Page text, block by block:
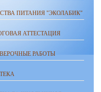
ПИТАНИЯ "ЭКОЛАБИК"
АТТЕСТАЦИЯ
РАБОТЫ